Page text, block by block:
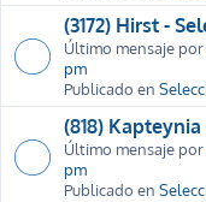
(3172) Hirst -
Último mensaje por
pm
Publicado en
(818)
Último mensaje por
pm
Publicado en